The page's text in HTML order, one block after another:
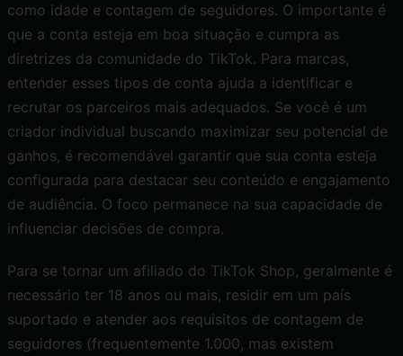
como idade e contagem de seguidores. O importante é
que a conta esteja em boa situação e cumpra as
diretrizes da comunidade do TikTok. Para marcas,
entender esses tipos de conta ajuda a identificar e
recrutar os parceiros mais adequados. Se você é um
criador individual buscando maximizar seu potencial de
ganhos, é recomendável garantir que sua conta esteja
configurada para destacar seu conteúdo e engajamento
de audiência. O foco permanece na sua capacidade de
influenciar decisões de compra.
Para se tornar um afiliado do TikTok Shop, geralmente é
necessário ter 18 anos ou mais, residir em um país
suportado e atender aos requisitos de contagem de
seguidores (frequentemente 1.000, mas existem